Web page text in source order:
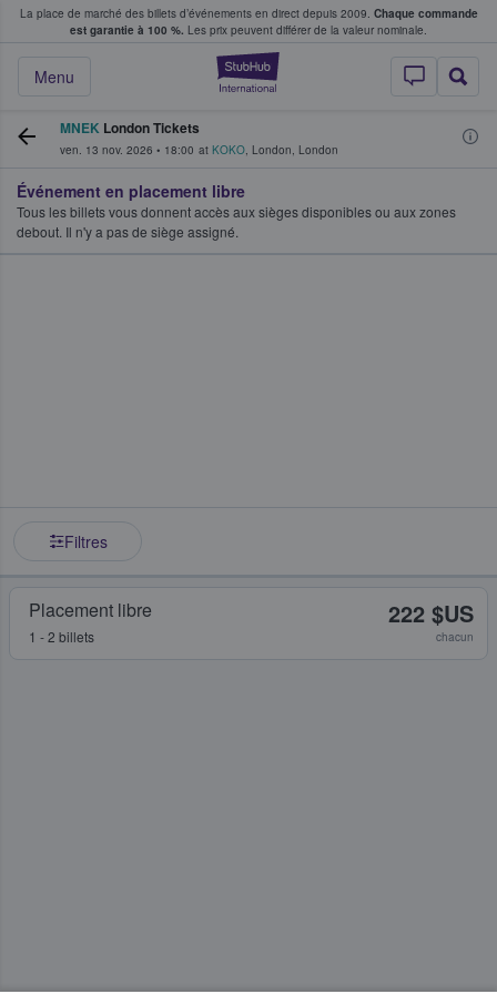
La place de marché des billets d’événements en direct depuis 2009. Chaque commande
est garantie à 100 %. Les prix peuvent différer de la valeur nominale.
StubHub - Où
Menu
fans achètent et vendent des billets
MNEK London Tickets
ven. 13 nov. 2026 • 18:00 at KOKO, London, London
Événement en placement libre
Tous les billets vous donnent accès aux sièges disponibles ou aux zones
debout. Il n'y a pas de siège assigné.
Filtres
Placement libre
1 - 2 billets
222 $US
chacun